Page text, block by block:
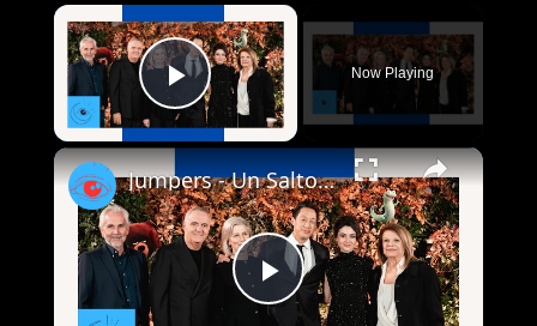
×
Play Video
Now Playing
×
Play
Jumpers - Un Salto tra gli Animali - Daniel Chong, Tecla Insolia e G. Panariello parlano del film